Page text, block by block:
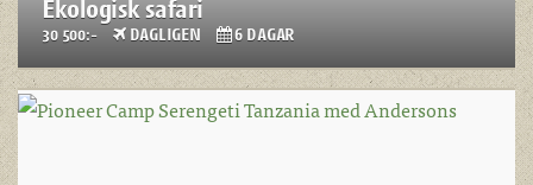
Ekologisk safari
30 500:- DAGLIGEN 6 DAGAR